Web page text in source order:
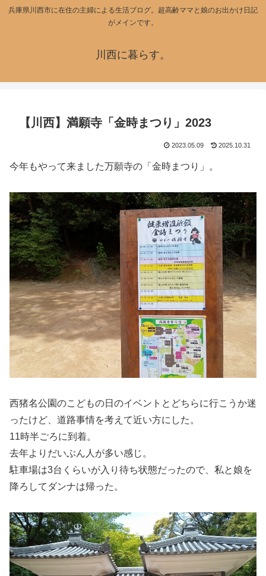
兵庫県川西市に在住の主婦による生活ブログ。超高齢ママと娘のお出かけ日記
がメインです。
川西に暮らす。
【川西】満願寺「金時まつり」2023
2023.05.09 2025.10.31
今年もやって来ました万願寺の「金時まつり」。
西猪名公園のこどもの日のイベントとどちらに行こうか迷
ったけど、道路事情を考えて近い方にした。
11時半ごろに到着。
去年よりだいぶん人が多い感じ。
駐車場は3台くらいが入り待ち状態だったので、私と娘を
降ろしてダンナは帰った。